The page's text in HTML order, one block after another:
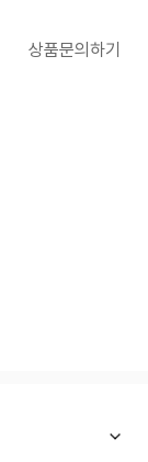
상품문의하기